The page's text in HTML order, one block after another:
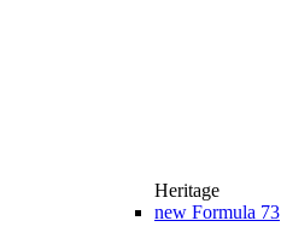
Heritage
new Formula 73